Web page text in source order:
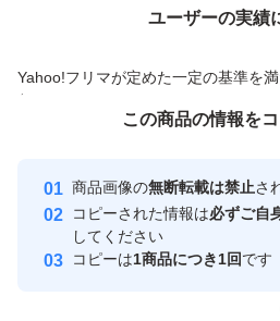
ユーザーの実績
Yahoo!フリマが定めた一定の基準を
付与しています
安心取引出品者
心・
取引実績
引
価格の相談
この商品の情報を
商品画像の無断転載は禁止さ
コピーされた情報は必ずご自
してください
コピーは1商品につき1回です
この商品をみている人にオススメ